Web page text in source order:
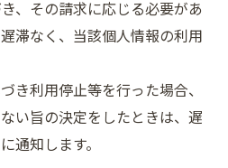
、その請求に応じる必要があ
滞なく、当該個人情報の利用
き利用停止等を行った場合、
い旨の決定をしたときは、遅
通知します。